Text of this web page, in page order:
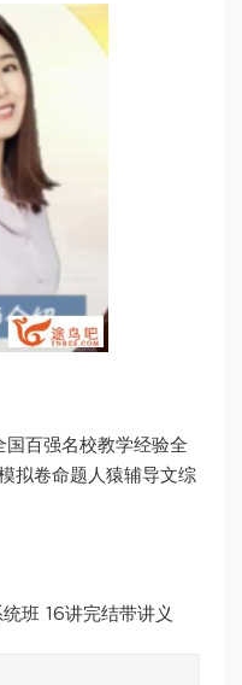
百强名校教学经验全
拟卷命题人猿辅导文综
班 16讲完结带讲义